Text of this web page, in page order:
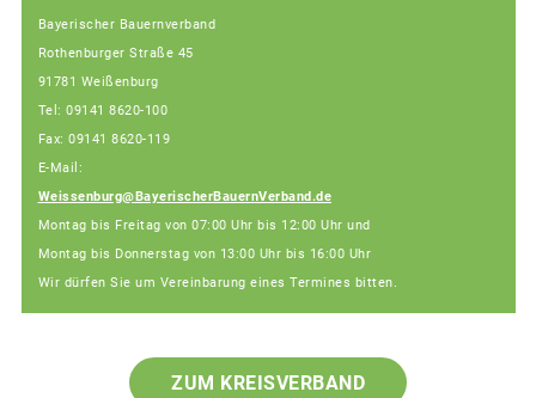
Bayerischer Bauernverband
Rothenburger Straße 45
91781 Weißenburg
Tel: 09141 8620-100
Fax: 09141 8620-119
E-Mail:
Weissenburg@BayerischerBauernVerband.de
Montag bis Freitag von 07:00 Uhr bis 12:00 Uhr und
Montag bis Donnerstag von 13:00 Uhr bis 16:00 Uhr
Wir dürfen Sie um Vereinbarung eines Termines bitten.
ZUM KREISVERBAND